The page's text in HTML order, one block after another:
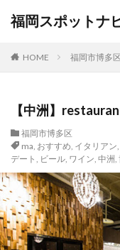
福岡スポットナ
HOME 福岡市博多区
【中洲】
福岡市博多区
ma, おすすめ, イタリアン,
デート , ビール, ワイン, 中洲,